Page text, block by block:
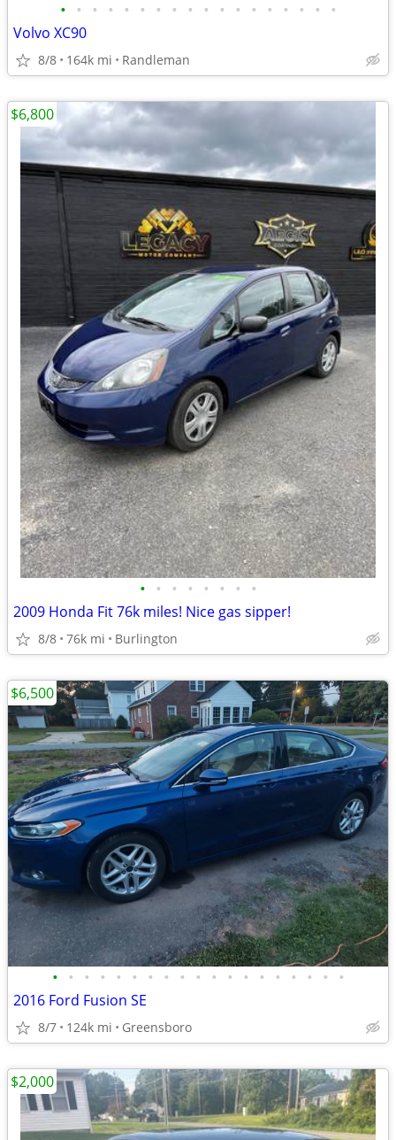
• • • • • • • • • • • • • • • • • •
Volvo XC90
8/8 164k mi Randleman
• • • • • • • •
2009 Honda Fit 76k miles! Nice gas sipper!
8/8 76k mi Burlington
$6,800
• • • • • • • • • • • • • • • • • • •
2016 Ford Fusion SE
8/7 124k mi Greensboro
$6,500
$2,000